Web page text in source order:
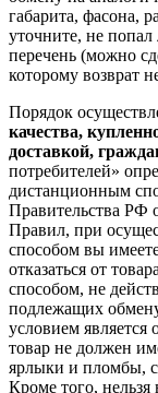
габарита, фасона,
уточните, не
перечень (можно
которому возврат
Порядок
качества,
доставкой,
потребителей»
дистанционным
Правительства РФ
Правил, при
способом вы
отказаться от
способом, не
подлежащих
условием является
товар не должен
ярлыки и пломбы,
Кроме того, нельзя